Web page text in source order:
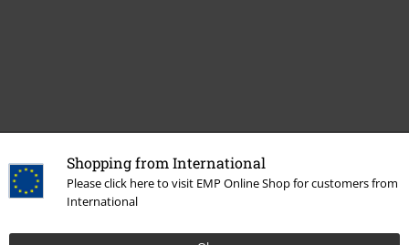
Shopping from International
Please click here to visit EMP Online Shop for customers from
International
Ostatnia wizyta